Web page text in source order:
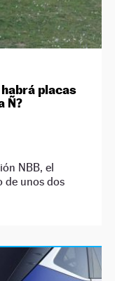
placas
Ñ?
NBB, el
de unos dos